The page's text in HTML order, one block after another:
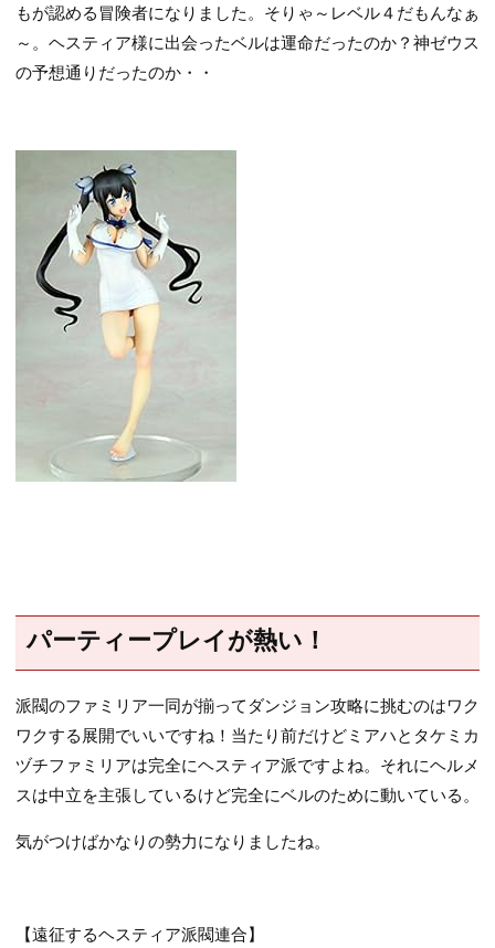
もが認める冒険者になりました。そりゃ～レベル４だもんなぁ
～。ヘスティア様に出会ったベルは運命だったのか？神ゼウス
の予想通りだったのか・・
パーティープレイが熱い！
派閥のファミリア一同が揃ってダンジョン攻略に挑むのはワク
ワクする展開でいいですね！当たり前だけどミアハとタケミカ
ヅチファミリアは完全にヘスティア派ですよね。それにヘルメ
スは中立を主張しているけど完全にベルのために動いている。
気がつけばかなりの勢力になりましたね。
【遠征するヘスティア派閥連合】